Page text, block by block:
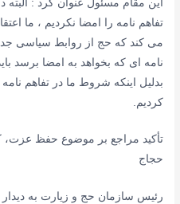
این مقام مسئول عنوان کرد : البته
تفاهم نامه را امضا نکردیم ، ما
می کند که حج از روابط سیاسی
نامه ای که بخواهد به امضا برسد
بدلیل اینکه شروط ما در تفاهم
کردیم.
تأکید مراجع بر موضوع حفظ
حجاج
رئیس سازمان حج و زیارت به دیدار